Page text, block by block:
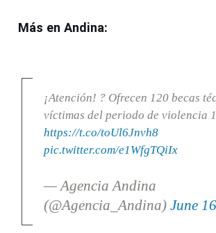
Más en Andina:
¡Atención! ? Ofrecen 120 becas
víctimas del periodo de violencia
https://t.co/toUl6Jnvh8
pic.twitter.com/e1WfgTQiIx
— Agencia Andina
(@Agencia_Andina) June